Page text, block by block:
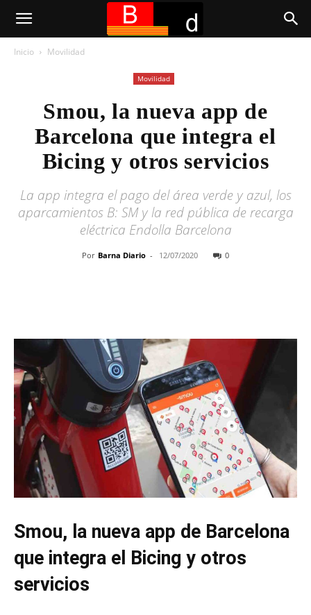
Inicio Movilidad
Movilidad
Smou, la nueva app de
Barcelona que integra el
Bicing y otros servicios
La app integra el pago del área verde y azul, los
aparcamientos B: SM y la red pública de recarga
eléctrica Endolla Barcelona
Por Barna Diario - 12/07/2020 0
Smou, la nueva app de Barcelona
que integra el Bicing y otros
servicios